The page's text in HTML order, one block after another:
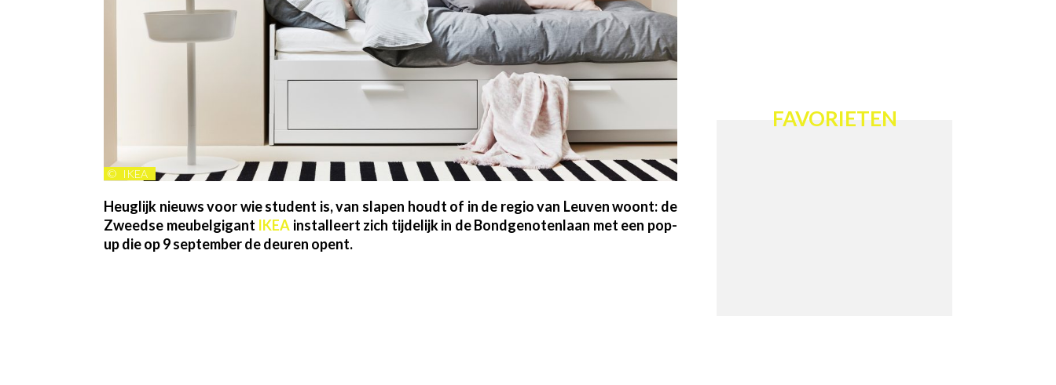
© IKEA
Heuglijk nieuws voor wie student is, van slapen houdt of in de regio van Leuven woont: de
Zweedse meubelgigant IKEA installeert zich tijdelijk in de Bondgenotenlaan met een pop-
up die op 9 september de deuren opent.
FAVORIETEN